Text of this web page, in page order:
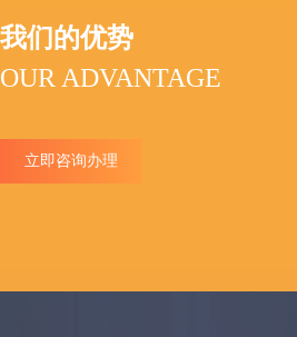
我们的优势
OUR ADVANTAGE
立即咨询办理